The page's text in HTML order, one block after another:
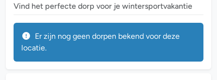
Vind het perfecte dorp voor je wintersportvakantie
Er zijn nog geen dorpen bekend voor deze
locatie.